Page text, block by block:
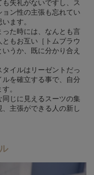
失礼がないですし、ス
ン性の主張も忘れてい
ます。
た時には、なんとも言
もお互い［トムブラウ
うか、既に分かり合え
イルはリーゼントだっ
を確立する事で、自分
。
同じに見えるスーツの集
主張ができる人の新し